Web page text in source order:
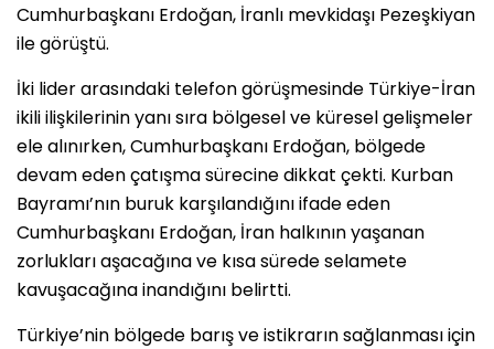
Cumhurbaşkanı Erdoğan, İranlı mevkidaşı Pezeşkiyan
ile görüştü.
İki lider arasındaki telefon görüşmesinde Türkiye-İran
ikili ilişkilerinin yanı sıra bölgesel ve küresel gelişmeler
ele alınırken, Cumhurbaşkanı Erdoğan, bölgede
devam eden çatışma sürecine dikkat çekti. Kurban
Bayramı’nın buruk karşılandığını ifade eden
Cumhurbaşkanı Erdoğan, İran halkının yaşanan
zorlukları aşacağına ve kısa sürede selamete
kavuşacağına inandığını belirtti.
Türkiye’nin bölgede barış ve istikrarın sağlanması için